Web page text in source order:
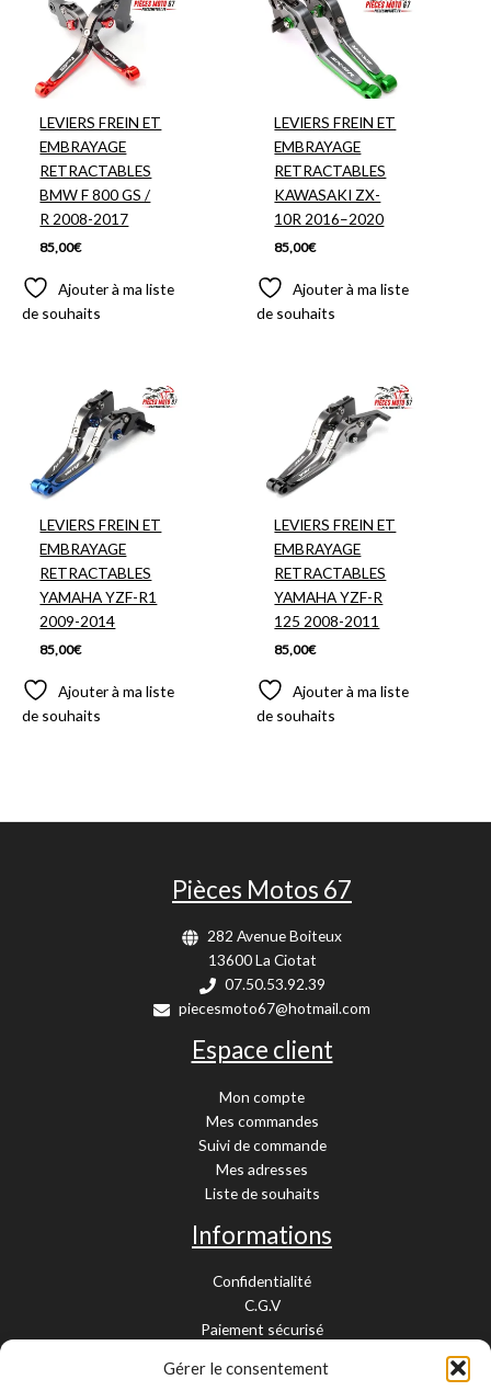
Gérer le consentement
LEVIERS FREIN ET
EMBRAYAGE
RETRACTABLES
BMW F 800 GS /
R 2008-2017
85,00€
Ajouter à ma liste
de souhaits
LEVIERS FREIN ET
EMBRAYAGE
RETRACTABLES
KAWASAKI ZX-
10R 2016–2020
85,00€
Ajouter à ma liste
de souhaits
LEVIERS FREIN ET
EMBRAYAGE
RETRACTABLES
YAMAHA YZF-R1
2009-2014
85,00€
Ajouter à ma liste
de souhaits
LEVIERS FREIN ET
EMBRAYAGE
RETRACTABLES
YAMAHA YZF-R
125 2008-2011
85,00€
Ajouter à ma liste
de souhaits
Pièces Motos 67
282 Avenue Boiteux
13600 La Ciotat
07.50.53.92.39
piecesmoto67@hotmail.com
Espace client
Mon compte
Mes commandes
Suivi de commande
Mes adresses
Liste de souhaits
Informations
Confidentialité
C.G.V
Paiement sécurisé
Livraison et retour